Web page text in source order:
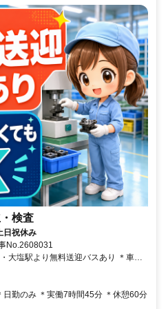
検査
日祝休み
No.2608031
大塩駅より無料送迎バスあり ＊車通
勤のみ ＊実働7時間45分 ＊休憩60分